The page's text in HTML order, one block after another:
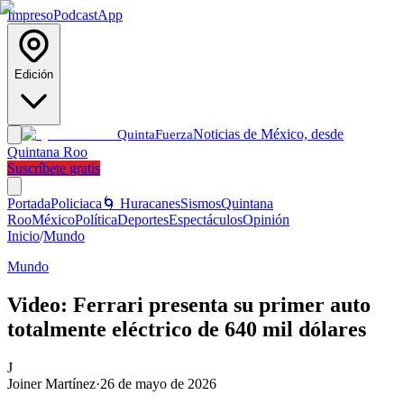
ImpresoPodcastApp
Edición
QuintaFuerzaNoticias de México, desde
Quintana Roo
Suscríbete gratis
PortadaPoliciaca 🌀 HuracanesSismosQuintana
RooMéxicoPolíticaDeportesEspectáculosOpinión
Inicio/Mundo
Mundo
Video: Ferrari presenta su primer auto
totalmente eléctrico de 640 mil dólares
J
Joiner Martínez·26 de mayo de 2026